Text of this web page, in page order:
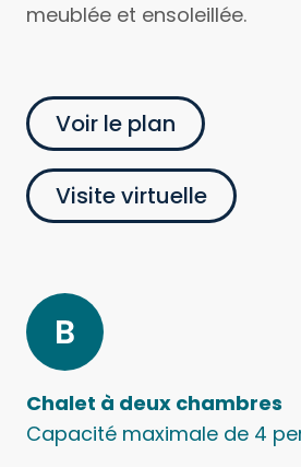
meublée et ensoleillée.
Voir le plan
Visite virtuelle
Chalet à deux chambres
Capacité maximale de 4